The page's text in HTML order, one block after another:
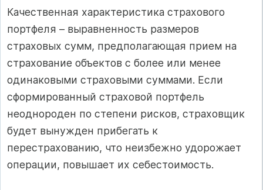
Качественная характеристика страхового
портфеля – выравненность размеров
страховых сумм, предполагающая прием на
страхование объектов с более или менее
одинаковыми страховыми суммами. Если
сформированный страховой портфель
неоднороден по степени рисков, страховщик
будет вынужден прибегать к
перестрахованию, что неизбежно удорожает
операции, повышает их себестоимость.